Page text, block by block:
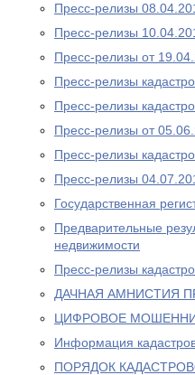
Пресс-релизы
Пресс-релизы
Пресс-релизы от
Пресс-релизы
Пресс-релизы
Пресс-релизы от
Пресс-релизы
Пресс-релизы
Государственная
Предварительные
недвижимости
Пресс-релизы
ДАЧНАЯ АМНИСТИЯ
ЦИФРОВОЕ
Информация
ПОРЯДОК